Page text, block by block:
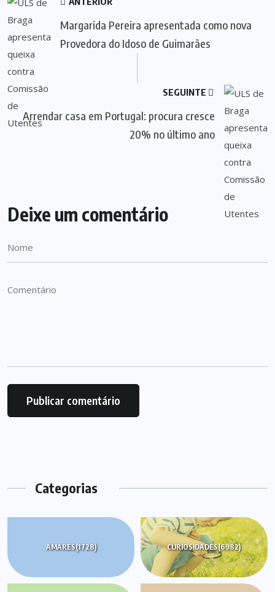
Margarida Pereira apresentada como nova
Provedora do Idoso de Guimarães
SEGUINTE
Arrendar casa em Portugal: procura cresce
20% no último ano
Deixe um comentário
Categorias
AMARES(1728) CURIOSIDADES(6982)